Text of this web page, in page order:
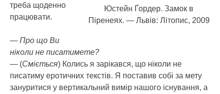
Юстейн Ґордер. Замок в
Піренеях. — Львів: Літопис, 2009
треба щоденно
працювати.
— Про що Ви
ніколи не писатимете?
— (Сміється) Колись я зарікався, що ніколи не
писатиму еротичних текстів. Я поставив собі за мету
зануритися у вертикальний вимір нашого існування, а